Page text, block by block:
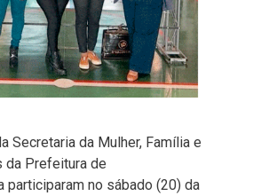
Secretaria da Mulher, Família e
da Prefeitura de
participaram no sábado (20) da